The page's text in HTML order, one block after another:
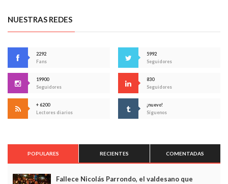
NUESTRAS REDES
2292
Fans
5992
Seguidores
19900
Seguidores
830
Seguidores
+ 6200
Lectores diarios
¡nuevo!
Síguenos
POPULARES RECIENTES COMENTADAS
Fallece Nicolás Parrondo, el valdesano que